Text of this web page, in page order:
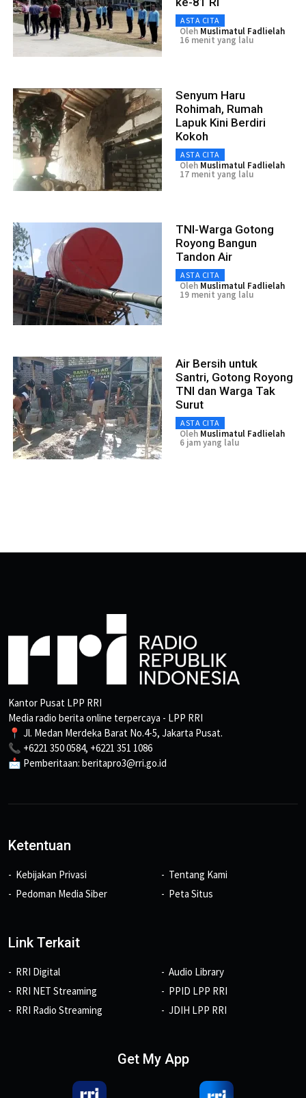
ASTA CITA
Oleh Muslimatul Fadlielah
16 menit yang lalu
Senyum Haru
Rohimah, Rumah
Lapuk Kini Berdiri
Kokoh
ASTA CITA
Oleh Muslimatul Fadlielah
17 menit yang lalu
TNI-Warga Gotong
Royong Bangun
Tandon Air
ASTA CITA
Oleh Muslimatul Fadlielah
19 menit yang lalu
Air Bersih untuk
Santri, Gotong Royong
TNI dan Warga Tak
Surut
ASTA CITA
Oleh Muslimatul Fadlielah
6 jam yang lalu
Kantor Pusat LPP RRI
Media radio berita online terpercaya - LPP RRI
📍 Jl. Medan Merdeka Barat No.4-5, Jakarta Pusat.
📞 +6221 350 0584, +6221 351 1086
📩 Pemberitaan: beritapro3@rri.go.id
Ketentuan
Kebijakan Privasi
Pedoman Media Siber
Tentang Kami
Peta Situs
Link Terkait
RRI Digital
RRI NET Streaming
RRI Radio Streaming
Audio Library
PPID LPP RRI
JDIH LPP RRI
Get My App